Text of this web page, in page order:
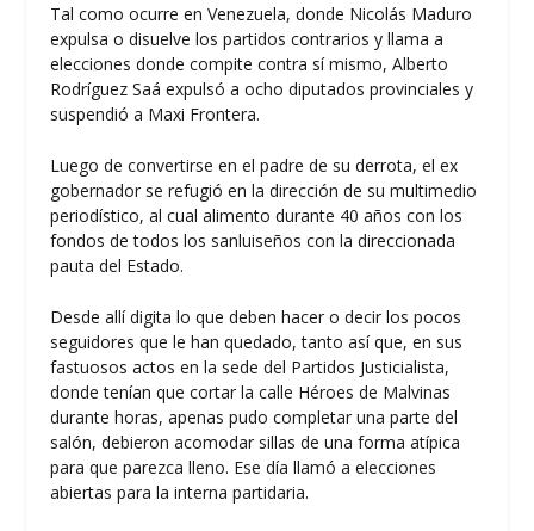
Tal como ocurre en Venezuela, donde Nicolás Maduro
expulsa o disuelve los partidos contrarios y llama a
elecciones donde compite contra sí mismo, Alberto
Rodríguez Saá expulsó a ocho diputados provinciales y
suspendió a Maxi Frontera.
Luego de convertirse en el padre de su derrota, el ex
gobernador se refugió en la dirección de su multimedio
periodístico, al cual alimento durante 40 años con los
fondos de todos los sanluiseños con la direccionada
pauta del Estado.
Desde allí digita lo que deben hacer o decir los pocos
seguidores que le han quedado, tanto así que, en sus
fastuosos actos en la sede del Partidos Justicialista,
donde tenían que cortar la calle Héroes de Malvinas
durante horas, apenas pudo completar una parte del
salón, debieron acomodar sillas de una forma atípica
para que parezca lleno. Ese día llamó a elecciones
abiertas para la interna partidaria.